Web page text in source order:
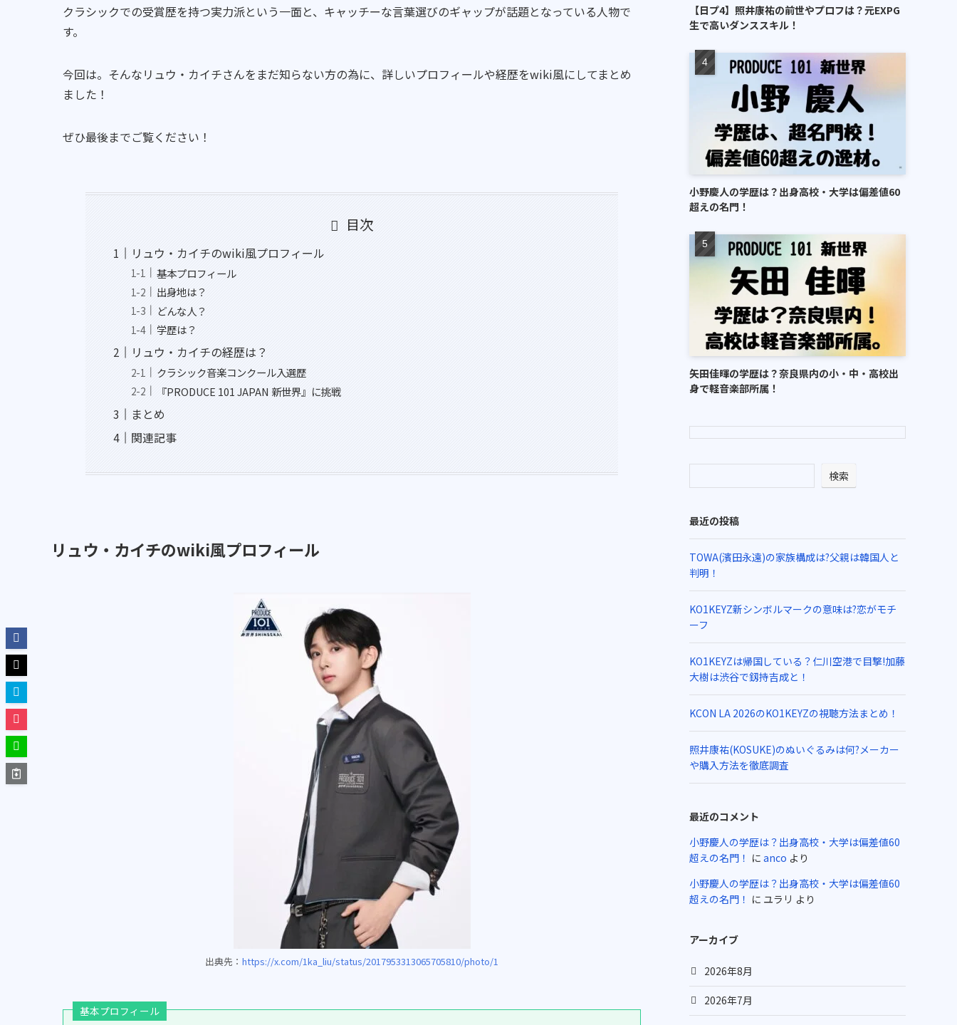
クラシックでの受賞歴を持つ実力派という一面と、キャッチーな言葉選びのギャップが話題となっている人物で
す。
今回は。そんなリュウ・カイチさんをまだ知らない方の為に、詳しいプロフィールや経歴をwiki風にしてまとめ
ました！
ぜひ最後までご覧ください！
目次
リュウ・カイチのwiki風プロフィール
基本プロフィール
出身地は？
どんな人？
学歴は？
リュウ・カイチの経歴は？
クラシック音楽コンクール入選歴
『PRODUCE 101 JAPAN 新世界』に挑戦
まとめ
関連記事
リュウ・カイチのwiki風プロフィール
出典先： https://x.com/1ka_liu/status/2017953313065705810/photo/1
基本プロフィール
【日プ4】照井康祐の前世やプロフは？元EXPG
生で高いダンススキル！
小野慶人の学歴は？出身高校・大学は偏差値60
超えの名門！
矢田佳暉の学歴は？奈良県内の小・中・高校出
身で軽音楽部所属！
検索
最近の投稿
TOWA(濱田永遠)の家族構成は?父親は韓国人と
判明！
KO1KEYZ新シンボルマークの意味は?恋がモチ
ーフ
KO1KEYZは帰国している？仁川空港で目撃!加藤
大樹は渋谷で釼持吉成と！
KCON LA 2026のKO1KEYZの視聴方法まとめ！
照井康祐(KOSUKE)のぬいぐるみは何?メーカー
や購入方法を徹底調査
最近のコメント
小野慶人の学歴は？出身高校・大学は偏差値60
超えの名門！ に anco より
小野慶人の学歴は？出身高校・大学は偏差値60
超えの名門！ に ユラリ より
アーカイブ
2026年8月
2026年7月